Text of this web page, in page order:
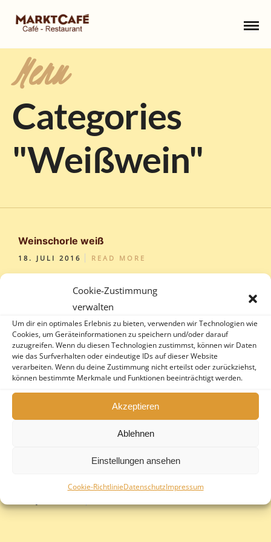
Cookie-Zustimmung
verwalten
Um dir ein optimales Erlebnis zu bieten, verwenden wir Technologien wie
Cookies, um Geräteinformationen zu speichern und/oder darauf
zuzugreifen. Wenn du diesen Technologien zustimmst, können wir Daten
wie das Surfverhalten oder eindeutige IDs auf dieser Website
verarbeiten. Wenn du deine Zustimmung nicht erteilst oder zurückziehst,
können bestimmte Merkmale und Funktionen beeinträchtigt werden.
Akzeptieren
Ablehnen
Einstellungen ansehen
Cookie-RichtlinieDatenschutzImpressum
Menu
Categories
"Weißwein"
Weinschorle weiß
18. JULI 2016 READ MORE
Riesling Wegeler
18. JULI 2016 READ MORE
Weißburgunder Karl Pfaffmann
18. JULI 2016 READ MORE
18. JULI 2016 READ MORE
READ MORE
Soave Valpantera D.O.C.